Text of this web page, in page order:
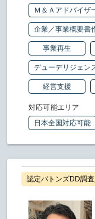
Ｍ＆Ａアドバイザ
企業／事業概要書
事業再生
デューデリジェン
経営支援
対応可能エリア
日本全国対応可能
認定バトンズDD調査